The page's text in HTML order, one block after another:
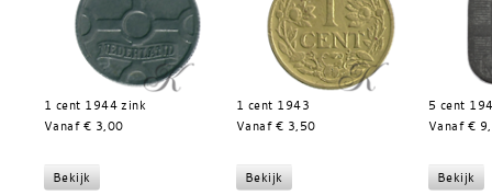
1 cent 1944 zink
Vanaf € 3,00
1 cent 1943
Vanaf € 3,50
5 cent
Vanaf €